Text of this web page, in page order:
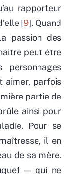
rapporteur
9 . Quand
passion des
peut être
aimer, parfois
partie de
ainsi pour
Pour se
il en
de sa mère.
— qui ne